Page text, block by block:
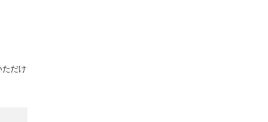
ただけ